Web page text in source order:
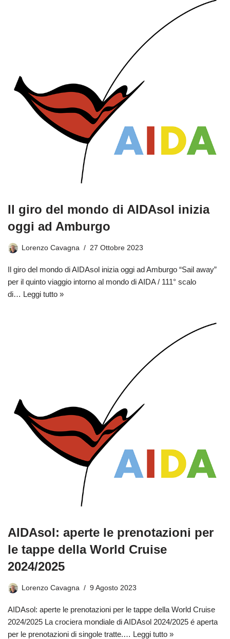
Il giro del mondo di AIDAsol inizia
oggi ad Amburgo
Lorenzo Cavagna 27 Ottobre 2023
Il giro del mondo di AIDAsol inizia oggi ad Amburgo “Sail away”
per il quinto viaggio intorno al mondo di AIDA / 111° scalo
di… Leggi tutto »
AIDAsol: aperte le prenotazioni per
le tappe della World Cruise
2024/2025
Lorenzo Cavagna 9 Agosto 2023
AIDAsol: aperte le prenotazioni per le tappe della World Cruise
2024/2025 La crociera mondiale di AIDAsol 2024/2025 é aperta
per le prenotazioni di singole tratte.… Leggi tutto »